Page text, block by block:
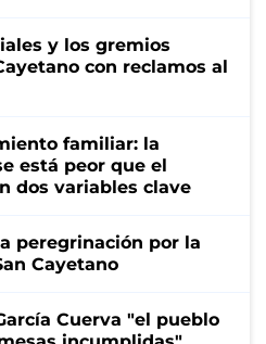
y los gremios
con reclamos al
familiar: la
está peor que el
dos variables clave
peregrinación por la
Cayetano
Cuerva "el pueblo